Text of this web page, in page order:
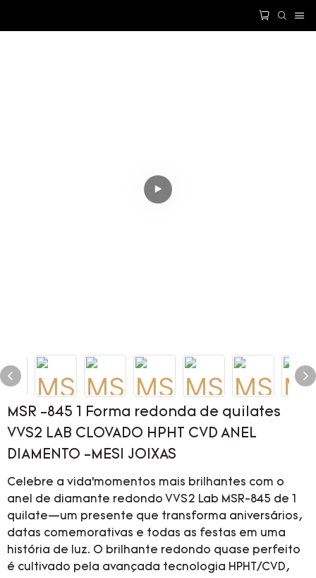
MSR -845 1 Forma redonda de quilates
VVS2 LAB CLOVADO HPHT CVD ANEL
DIAMENTO -MESI JOIXAS
Celebre a vida’momentos mais brilhantes com o
anel de diamante redondo VVS2 Lab MSR-845 de 1
quilate—um presente que transforma aniversários,
datas comemorativas e todas as festas em uma
história de luz. O brilhante redondo quase perfeito
é cultivado pela avançada tecnologia HPHT/CVD,